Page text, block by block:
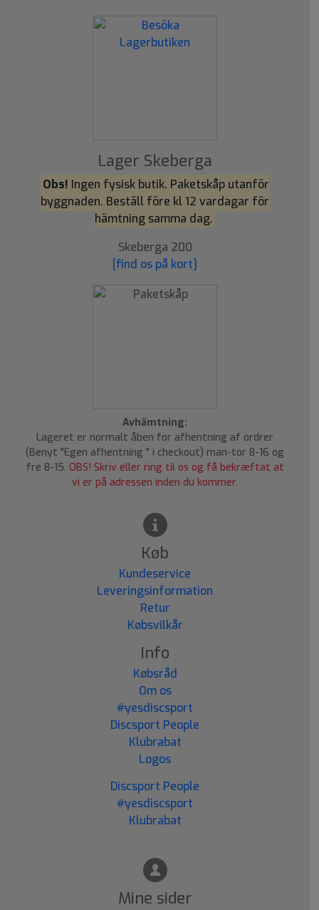
Lager Skeberga
Obs! Ingen fysisk butik. Paketskåp utanför
byggnaden. Beställ före kl 12 vardagar för
hämtning samma dag.
Skeberga 200
[find os på kort]
Avhämtning:
Lageret er normalt åben for afhentning af ordrer
(Benyt "Egen afhentning " i checkout) man-tor 8-16 og
fre 8-15. OBS! Skriv eller ring til os og få bekræftat at
vi er på adressen inden du kommer.
Køb
Kundeservice
Leveringsinformation
Retur
Købsvilkår
Info
Købsråd
Om os
#yesdiscsport
Discsport People
Klubrabat
Logos
Discsport People
#yesdiscsport
Klubrabat
Mine sider